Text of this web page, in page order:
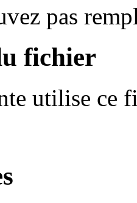
pas
fichier
utilise ce